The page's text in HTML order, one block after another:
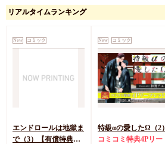
リアルタイムランキング
New コミック
エンドロールは地獄ま
で（3）【有償特典・
New コミック
特級αの愛したΩ（2）
コミコミ特典4Pリー